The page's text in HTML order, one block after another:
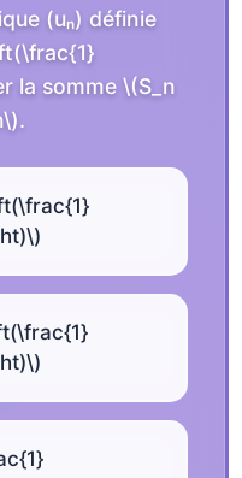
(uₙ) définie
la somme \(S_n